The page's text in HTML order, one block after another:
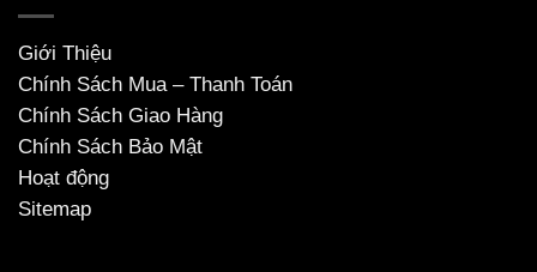
Giới Thiệu
Chính Sách Mua – Thanh Toán
Chính Sách Giao Hàng
Chính Sách Bảo Mật
Hoạt động
Sitemap